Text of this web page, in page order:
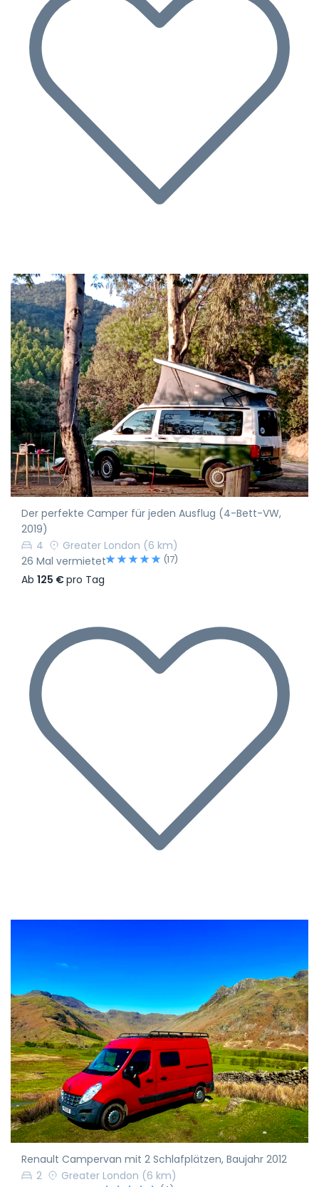
Der perfekte Camper für jeden Ausflug (4-Bett-VW,
2019)
4
Greater London (6 km)
26 Mal vermietet
(17)
Ab 125 €pro Tag
Renault Campervan mit 2 Schlafplätzen, Baujahr 2012
2
Greater London (6 km)